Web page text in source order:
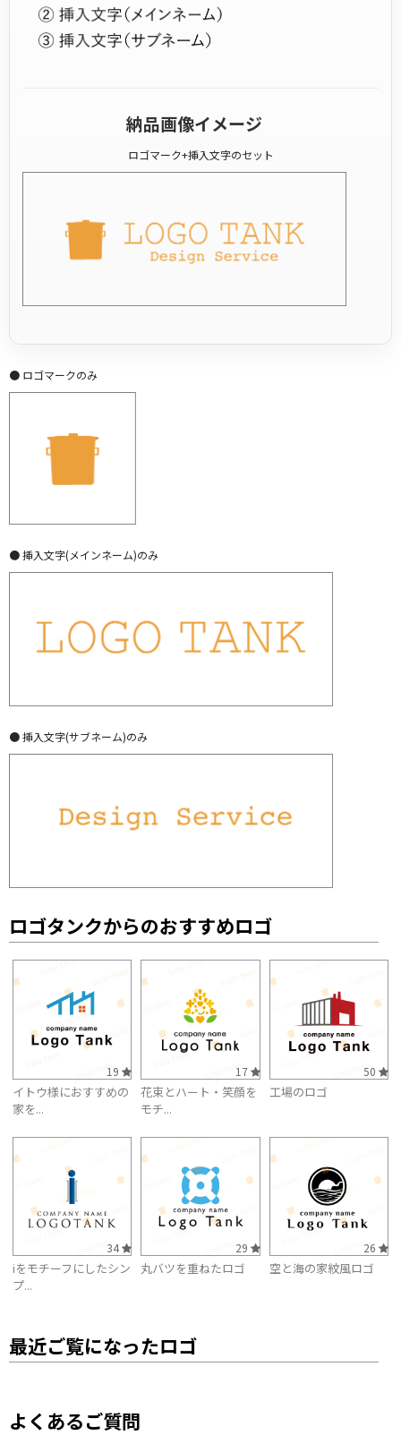
納品画像イメージ
ロゴマーク+挿入文字のセット
● ロゴマークのみ
● 挿入文字(メインネーム)のみ
● 挿入文字(サブネーム)のみ
ロゴタンクからのおすすめロゴ
19
イトウ様におすすめの
家を...
17
花束とハート・笑顔を
モチ...
50
工場のロゴ
34
iをモチーフにしたシン
プ...
29
丸バツを重ねたロゴ
26
空と海の家紋風ロゴ
最近ご覧になったロゴ
よくあるご質問